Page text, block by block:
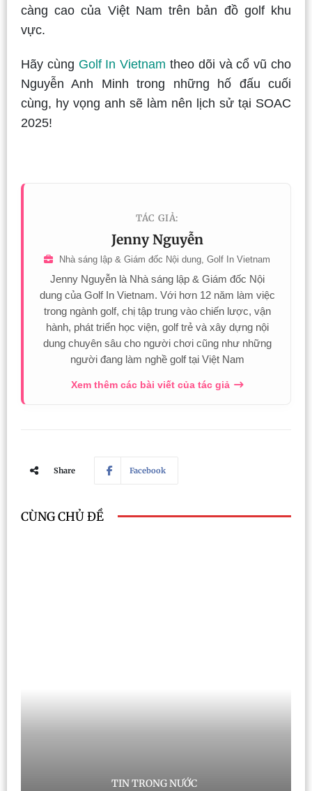
càng cao của Việt Nam trên bản đồ golf khu
vực.
Hãy cùng Golf In Vietnam theo dõi và cổ vũ cho
Nguyễn Anh Minh trong những hố đấu cuối
cùng, hy vọng anh sẽ làm nên lịch sử tại SOAC
2025!
TÁC GIẢ:
Jenny Nguyễn
Nhà sáng lập & Giám đốc Nội dung, Golf In Vietnam
Jenny Nguyễn là Nhà sáng lập & Giám đốc Nội
dung của Golf In Vietnam. Với hơn 12 năm làm việc
trong ngành golf, chị tập trung vào chiến lược, vận
hành, phát triển học viện, golf trẻ và xây dựng nội
dung chuyên sâu cho người chơi cũng như những
người đang làm nghề golf tại Việt Nam
Xem thêm các bài viết của tác giả
Share Facebook
CÙNG CHỦ ĐỀ
TIN TRONG NƯỚC